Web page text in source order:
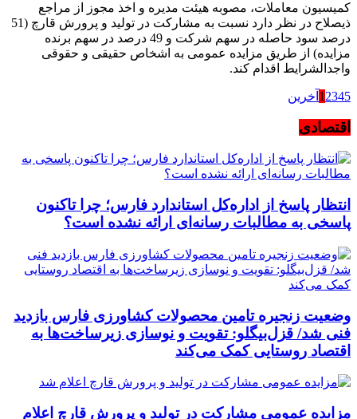
کمیسیون معاملات، مصوبه هیئت مدیره و اخذ مجوز از مراجع
ذیصلاح در نظر دارد نسبت به مشارکت در تولید و پرورش قارچ (51
درصد سود حاصله در سهم شرکت و 49 درصد در سهم برنده
مزایده) از طریق مزایده عمومی به اشخاص حقیقی و حقوقی
واجدالشرایط اقدام کند.
1 2345 آخرین
اقتصادی
انتظار پاسخ از اداره‌کل استاندارد فارس؛ چرا تاکنون
پاسخی به مطالبات رسانه‌ای ارائه نشده است؟
وضعیت زنجیره تامین محصولات کشاورزی فارس بازدید
فنی شد/ قزل‌بیگلو: تقویت و نوسازی زیرساخت‌ها به
اقتصاد روستایی کمک می‌کند
مزایده عمومی مشارکت در تولید و پرورش قارچ اعلام